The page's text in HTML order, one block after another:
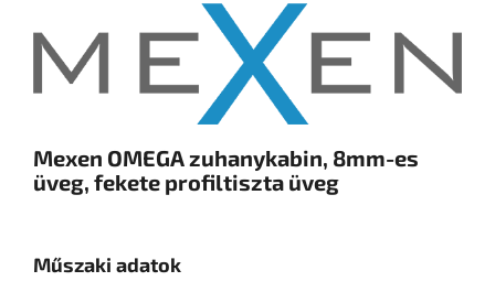
Mexen OMEGA zuhanykabin, 8mm-es
üveg, fekete profiltiszta üveg
Műszaki adatok